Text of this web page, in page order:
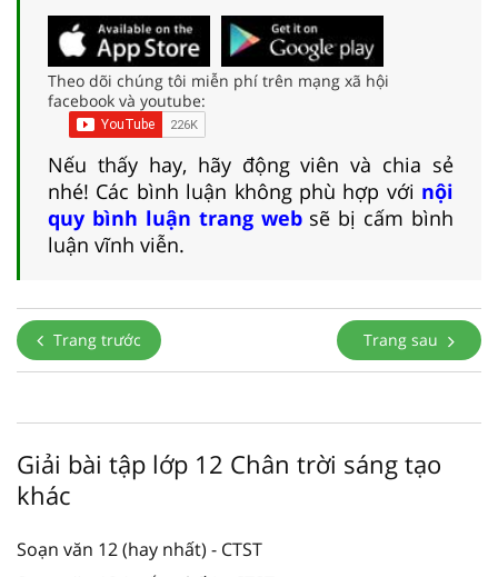
Theo dõi chúng tôi miễn phí trên mạng xã hội
facebook và youtube:
Nếu thấy hay, hãy động viên và chia sẻ
nhé! Các bình luận không phù hợp với nội
quy bình luận trang websẽ bị cấm bình
luận vĩnh viễn.
Trang trước Trang sau
Giải bài tập lớp 12 Chân trời sáng tạo
khác
Soạn văn 12 (hay nhất) - CTST